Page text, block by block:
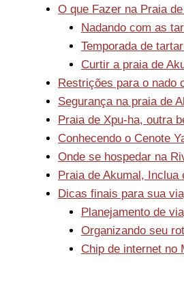
O que Fazer na Praia
Nadando com as
Temporada de
Curtir a praia de
Restrições para o nado
Segurança na praia de
Praia de Xpu-ha, outra
Conhecendo o Cenote
Onde se hospedar na
Praia de Akumal, Inclua
Dicas finais para sua
Planejamento de
Organizando seu
Chip de internet no